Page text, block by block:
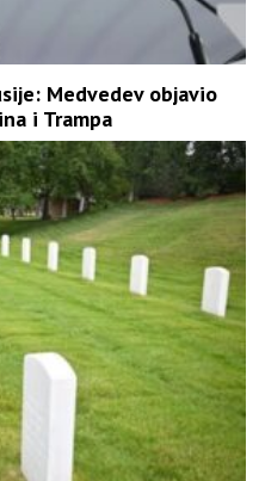
Medvedev objavio
i Trampa